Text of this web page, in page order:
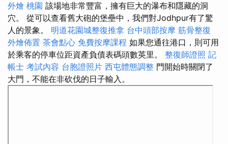
外燴 桃園 該場地非常豐富，擁有巨大的瀑布和隱藏的洞
穴。 從可以查看舊大砲的堡壘中，我們對Jodhpur有了驚
人的景象。 明道花園城整復推拿 台中頭部按摩 筋骨整復
外燴佈置 茶會點心 免費按摩課程 如果您通往港口，則可用
於乘客的停車位距資產負債表碼頭數英里。 整復師證照 記
帳士 考試內容 台胞證照片 西屯體態調整 門開始時關閉了
大門，不能在非砍伐的日子輸入。